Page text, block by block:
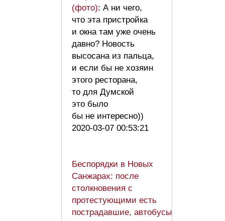
(фото): А ни чего,
что эта пристройка
и окна там уже очень
давно? Новость
высосана из пальца,
и если бы не хозяин
этого ресторана,
то для Думской
это было
бы не интересно))
2020-03-07 00:53:21
Беспорядки в Новых
Санжарах: после
столкновения с
протестующими есть
пострадавшие, автобусы